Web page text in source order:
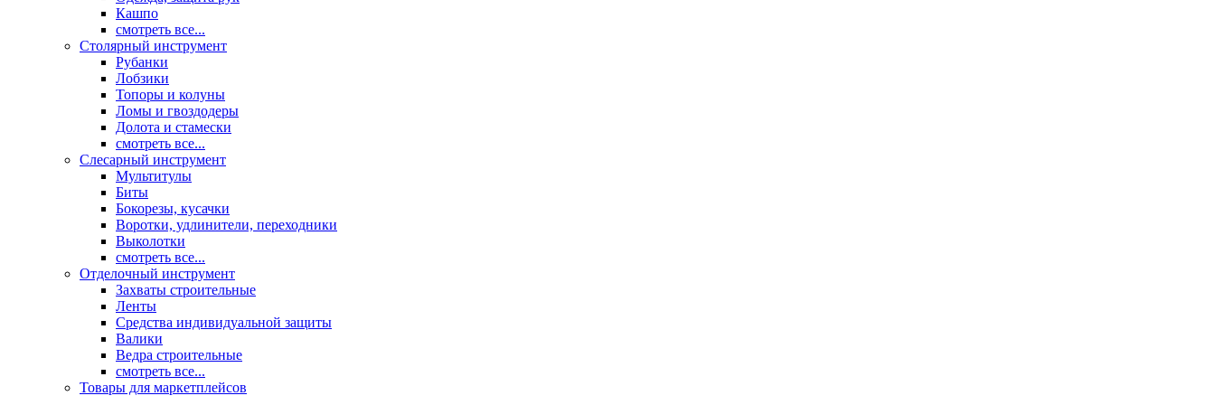
Кашпо
смотреть все...
Столярный инструмент
Рубанки
Лобзики
Топоры и колуны
Ломы и гвоздодеры
Долота и стамески
смотреть все...
Слесарный инструмент
Мультитулы
Биты
Бокорезы, кусачки
Воротки, удлинители, переходники
Выколотки
смотреть все...
Отделочный инструмент
Захваты строительные
Ленты
Средства индивидуальной защиты
Валики
Ведра строительные
смотреть все...
Товары для маркетплейсов